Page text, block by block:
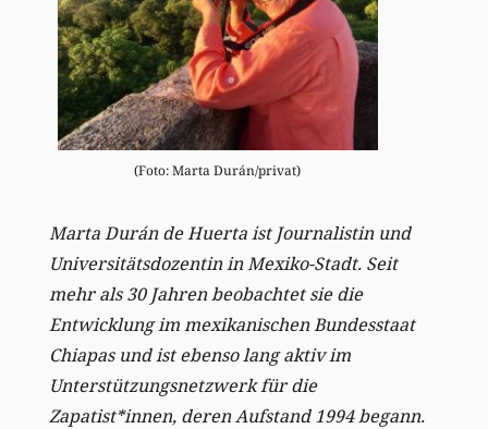
(Foto: Marta Durán/privat)
Marta Durán de Huerta ist Journalistin und
Universitätsdozentin in Mexiko-Stadt. Seit
mehr als 30 Jahren beobachtet sie die
Entwicklung im mexikanischen Bundesstaat
Chiapas und ist ebenso lang aktiv im
Unterstützungsnetzwerk für die
Zapatist*innen, deren Aufstand 1994 begann.